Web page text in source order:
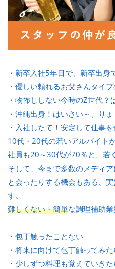
・新卒入社5年目で、新卒出身
・優しい頼れるお父さんタイ
・物怖じしない今時のZ世代
・沖縄出身！はいさい～、りょ
・入社したて！安定して仕事
10代・20代の若いアルバイト
社員も20～30代が70％と、若
そして、今まで多数のメディ
と会ったりする機会もある、
す。
難しくない・簡単な調理補助業
・包丁触ったことない
・将来に向けて包丁触ってみた
・少しずつ料理も覚えていきた